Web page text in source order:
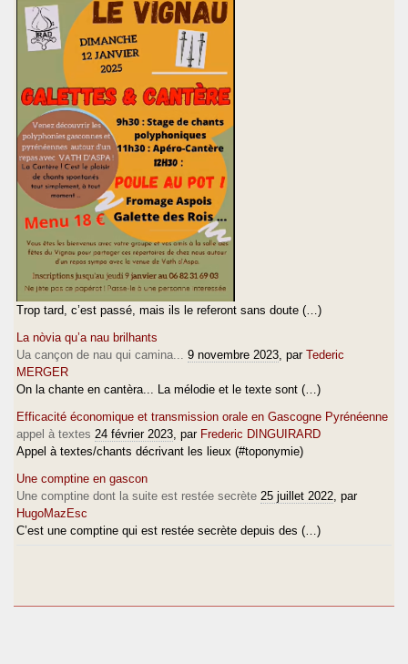
Trop tard, c’est passé, mais ils le referont sans doute (…)
La nòvia qu’a nau brilhants
Ua cançon de nau qui camina...
9 novembre 2023 , par Tederic
MERGER
On la chante en cantèra... La mélodie et le texte sont (…)
Efficacité économique et transmission orale en Gascogne Pyrénéenne
appel à textes 24 février 2023 , par Frederic DINGUIRARD
Appel à textes/chants décrivant les lieux (#toponymie)
Une comptine en gascon
Une comptine dont la suite est restée secrète 25 juillet 2022 , par
HugoMazEsc
C’est une comptine qui est restée secrète depuis des (…)